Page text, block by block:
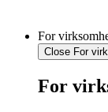
For
Close For
For